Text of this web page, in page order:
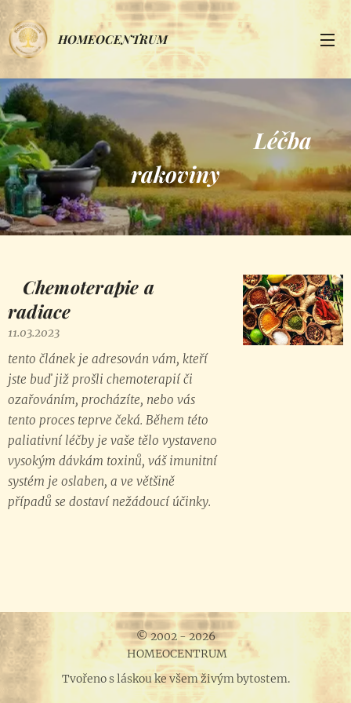
HOMEOCENTRUM
Léčba
rakoviny
Chemoterapie a
radiace
11.03.2023
tento článek je adresován vám, kteří
jste buď již prošli chemoterapií či
ozařováním, procházíte, nebo vás
tento proces teprve čeká. Během této
paliativní léčby je vaše tělo vystaveno
vysokým dávkám toxinů, váš imunitní
systém je oslaben, a ve většině
případů se dostaví nežádoucí účinky.
© 2002 - 2026
HOMEOCENTRUM
Tvořeno s láskou ke všem živým bytostem.